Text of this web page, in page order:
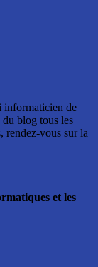
informaticien de
blog tous les
rendez-vous sur la
et les